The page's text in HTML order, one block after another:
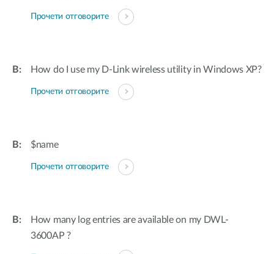
Прочети отговорите
How do I use my D-Link wireless utility in Windows XP?
Прочети отговорите
$name
Прочети отговорите
How many log entries are available on my DWL-
3600AP ?